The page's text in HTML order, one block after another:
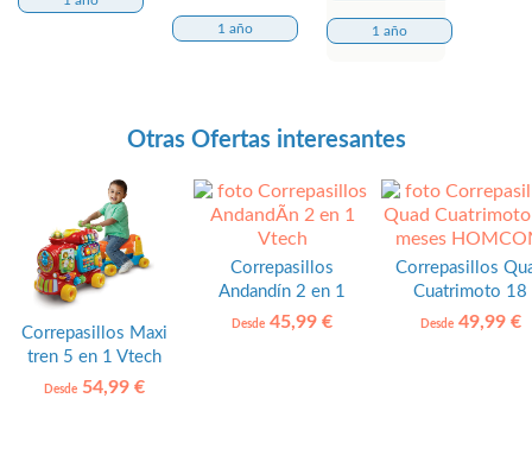
1 año 1 año
Otras Ofertas interesantes
Correpasillos Maxi
tren 5 en 1 Vtech
Desde54,99 €
Correpasillos
Andandín 2 en 1
Vtech
Desde 45,99 €
Correpasillos
Cuatrimoto 18
meses
Desde49,99 €